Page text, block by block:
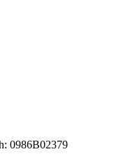
0986B02379